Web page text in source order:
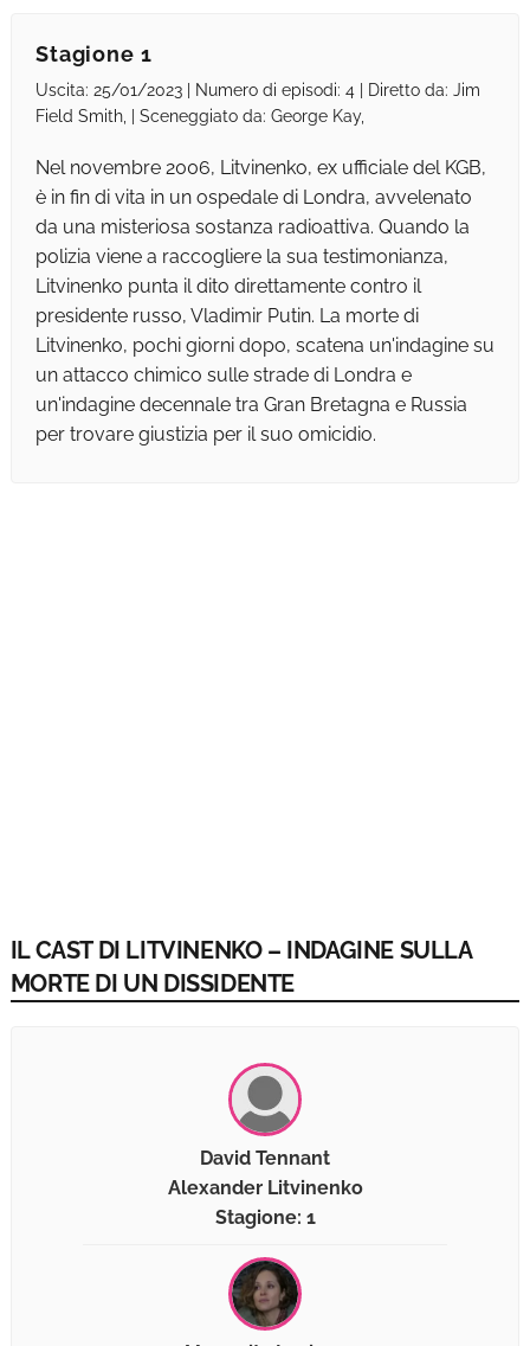
Stagione 1
Uscita: 25/01/2023 | Numero di episodi: 4 | Diretto da: Jim
Field Smith, | Sceneggiato da: George Kay,
Nel novembre 2006, Litvinenko, ex ufficiale del KGB,
è in fin di vita in un ospedale di Londra, avvelenato
da una misteriosa sostanza radioattiva. Quando la
polizia viene a raccogliere la sua testimonianza,
Litvinenko punta il dito direttamente contro il
presidente russo, Vladimir Putin. La morte di
Litvinenko, pochi giorni dopo, scatena un'indagine su
un attacco chimico sulle strade di Londra e
un'indagine decennale tra Gran Bretagna e Russia
per trovare giustizia per il suo omicidio.
IL CAST DI LITVINENKO – INDAGINE SULLA
MORTE DI UN DISSIDENTE
David Tennant
Alexander Litvinenko
Stagione: 1